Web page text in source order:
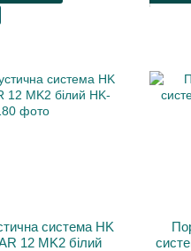
система HK
12 MK2 білий